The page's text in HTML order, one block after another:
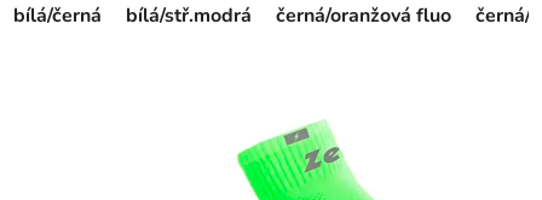
bílá/černá bílá/stř.modrá černá/oranžová fluo černá/